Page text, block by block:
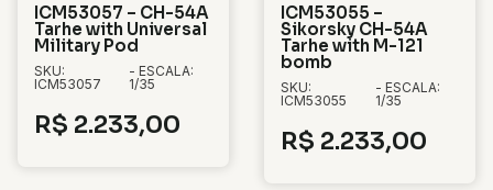
ICM53057 – CH-54A
Tarhe with Universal
Military Pod
SKU:
ICM53057
- ESCALA:
1/35
R$ 2.233,00
ICM53055 –
Sikorsky CH-54A
Tarhe with M-121
bomb
SKU:
ICM53055
- ESCALA:
1/35
R$ 2.233,00